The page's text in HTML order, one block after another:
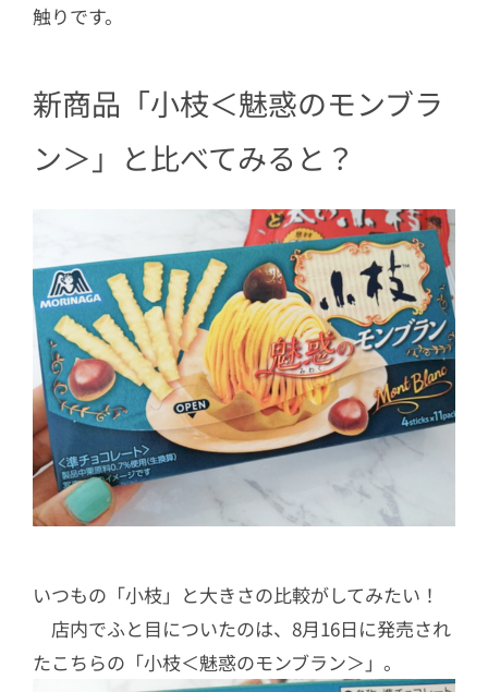
触りです。
新商品「小枝＜魅惑のモンブラ
ン＞」と比べてみると？
いつもの「小枝」と大きさの比較がしてみたい！
店内でふと目についたのは、8月16日に発売され
たこちらの「小枝＜魅惑のモンブラン＞」。